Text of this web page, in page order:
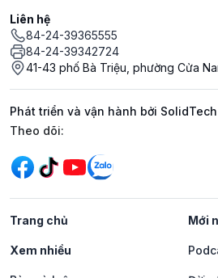
Liên hệ
84-24-39365555
84-24-39342724
41-43 phố Bà Triệu, phường Cửa
Phát triển và vận hành bởi SolidTech
Mạng xã hội
Theo dõi:
Trang chủ Mới
Xem nhiều